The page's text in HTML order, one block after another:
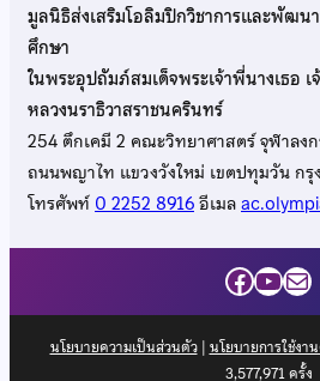
มูลนิธิส่งเสริมโอลิมปิกวิชาการและพัฒน
ศึกษา
ในพระอุปถัมภ์สมเด็จพระเจ้าพี่นางเธอ
หลวงนราธิวาสราชนครินทร์
254 ตึกเคมี 2 คณะวิทยาศาสตร์ จุฬาลง
ถนนพญาไท แขวงวังใหม่ เขตปทุมวัน ก
โทรศัพท์0 2252 8916อีเมล
Mail
นโยบายความเป็นส่วนตัว| นโยบายการใช้งา
3,577,971ครั้ง